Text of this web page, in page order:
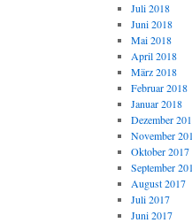
Juli 2018
Juni 2018
Mai 2018
April 2018
März 2018
Februar 2018
Januar 2018
Dezember
November
Oktober 2017
September
August 2017
Juli 2017
Juni 2017